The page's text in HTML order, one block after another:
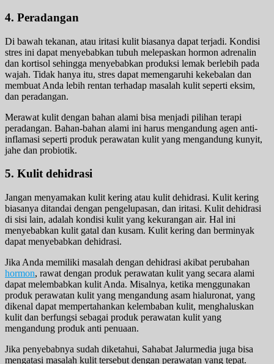
4. Peradangan
Di bawah tekanan, atau iritasi kulit biasanya dapat terjadi. Kondisi
stres ini dapat menyebabkan tubuh melepaskan hormon adrenalin
dan kortisol sehingga menyebabkan produksi lemak berlebih pada
wajah. Tidak hanya itu, stres dapat memengaruhi kekebalan dan
membuat Anda lebih rentan terhadap masalah kulit seperti eksim,
dan peradangan.
Merawat kulit dengan bahan alami bisa menjadi pilihan terapi
peradangan. Bahan-bahan alami ini harus mengandung agen anti-
inflamasi seperti produk perawatan kulit yang mengandung kunyit,
jahe dan probiotik.
5. Kulit dehidrasi
Jangan menyamakan kulit kering atau kulit dehidrasi. Kulit kering
biasanya ditandai dengan pengelupasan, dan iritasi. Kulit dehidrasi
di sisi lain, adalah kondisi kulit yang kekurangan air. Hal ini
menyebabkan kulit gatal dan kusam. Kulit kering dan berminyak
dapat menyebabkan dehidrasi.
Jika Anda memiliki masalah dengan dehidrasi akibat perubahan
hormon, rawat dengan produk perawatan kulit yang secara alami
dapat melembabkan kulit Anda. Misalnya, ketika menggunakan
produk perawatan kulit yang mengandung asam hialuronat, yang
dikenal dapat mempertahankan kelembaban kulit, menghaluskan
kulit dan berfungsi sebagai produk perawatan kulit yang
mengandung produk anti penuaan.
Jika penyebabnya sudah diketahui, Sahabat Jalurmedia juga bisa
mengatasi masalah kulit tersebut dengan perawatan yang tepat.